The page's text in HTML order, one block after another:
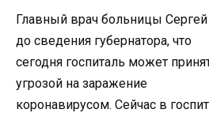
Главный врач больницы
до сведения губернатора, что
сегодня госпиталь может
угрозой на заражение
коронавирусом. Сейчас в